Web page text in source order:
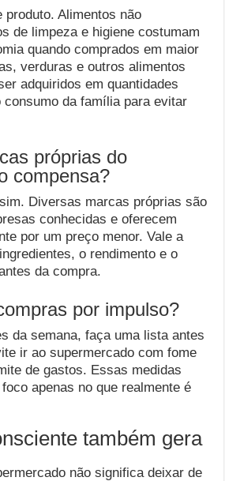
produto. Alimentos não
de limpeza e higiene costumam
quando comprados em maior
verduras e outros alimentos
adquiridos em quantidades
da família para evitar
próprias do
compensa?
Diversas marcas próprias são
conhecidas e oferecem
por um preço menor. Vale a
o rendimento e o
da compra.
por impulso?
da semana, faça uma lista antes
ir ao supermercado com fome
de gastos. Essas medidas
apenas no que realmente é
também gera
não significa deixar de